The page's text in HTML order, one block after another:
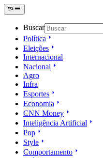
Buscar
Política
Eleições
Internacional
Nacional
Agro
Infra
Esportes
Economia
CNN Money
Inteligência Artificial
Pop
Style
Comportamento